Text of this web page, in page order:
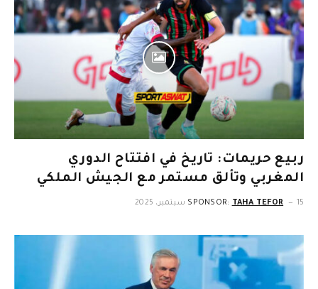
ربيع حريمات: تاريخ في افتتاح الدوري
المغربي وتألق مستمر مع الجيش الملكي
SPONSOR: TAHA TEFOR 15 سبتمبر، 2025